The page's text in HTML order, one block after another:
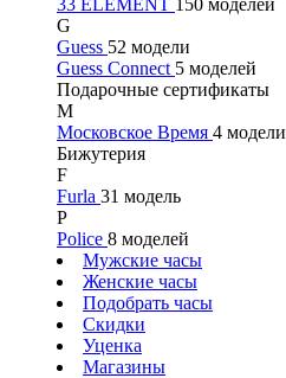
33 ELEMENT 150 моделей
G
Guess 52 модели
Guess Connect 5 моделей
Подарочные сертификаты
М
Московское Время 4 модели
Бижутерия
F
Furla 31 модель
P
Police 8 моделей
Мужские часы
Женские часы
Подобрать часы
Скидки
Уценка
Магазины